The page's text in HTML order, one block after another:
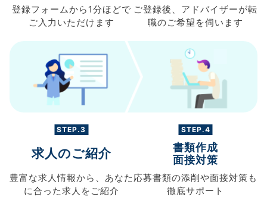
登録フォームから 1分ほどで
ご入力 いただけます
ご登録後、 アドバイザーが転
職のご希望を伺います
STEP.3
求人のご紹介
豊富な求人情報から、 あなた
に合った求人を ご紹介
STEP.4
書類作成
面接対策
応募書類の添削や面接対策も
徹底サポート